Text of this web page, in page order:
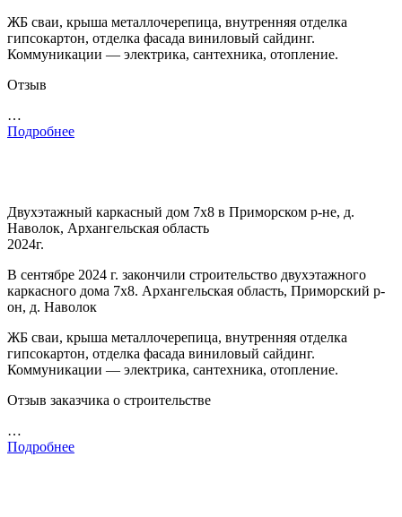
ЖБ сваи, крыша металлочерепица, внутренняя отделка
гипсокартон, отделка фасада виниловый сайдинг.
Коммуникации — электрика, сантехника, отопление.
Отзыв
…
Подробнее
Двухэтажный каркасный дом 7х8 в Приморском р-не, д.
Наволок, Архангельская область
2024г.
В сентябре 2024 г. закончили строительство двухэтажного
каркасного дома 7х8. Архангельская область, Приморский р-
он, д. Наволок
ЖБ сваи, крыша металлочерепица, внутренняя отделка
гипсокартон, отделка фасада виниловый сайдинг.
Коммуникации — электрика, сантехника, отопление.
Отзыв заказчика о строительстве
…
Подробнее